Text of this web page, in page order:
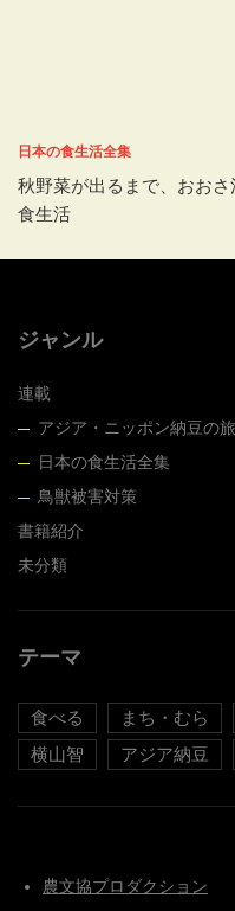
日本の食生活全集
秋野菜が出るまで、おお
食生活
ジャンル
連載
アジア・ニッポン納豆の旅
日本の食生活全集
鳥獣被害対策
書籍紹介
未分類
テーマ
食べる まち・むら
横山智
アジア納豆
農文協プロダクション